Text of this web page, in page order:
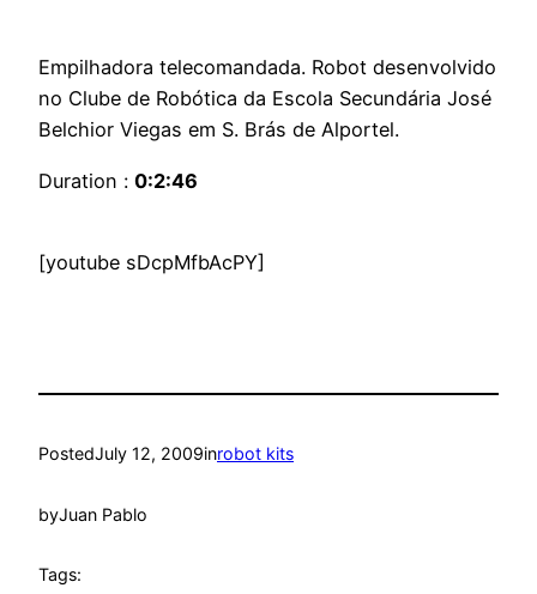
Empilhadora telecomandada. Robot desenvolvido
no Clube de Robótica da Escola Secundária José
Belchior Viegas em S. Brás de Alportel.
Duration : 0:2:46
[youtube sDcpMfbAcPY]
PostedJuly 12, 2009inrobot kits
byJuan Pablo
Tags: